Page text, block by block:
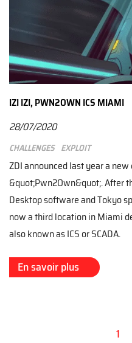
IZI IZI, PWN2OWN ICS MIAMI
28/07/2020
Challenges Exploit
ZDI announced last year a
&quot;Pwn2Own&quot;. After
Desktop software and Tokyo
now a third location in Miami
also known as ICS or SCADA.
En savoir plus
1